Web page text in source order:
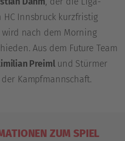
Innsbruck kurzfristig
nach dem Morning
Aus dem Future Team
Preimlund Stürmer
Kampfmannschaft.
ZUM SPIEL